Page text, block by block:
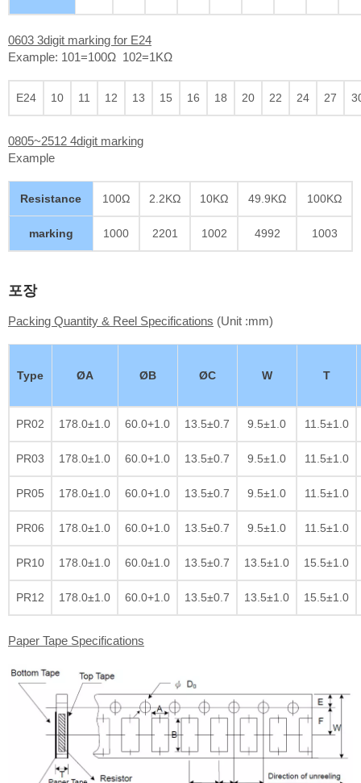
0603 3digit marking for E24
Example: 101=100Ω 102=1KΩ
E24 10 11 12 13 15 16 18 20 22 24 27
0805~2512 4digit marking
Example
Resistance 100Ω 2.2KΩ 10KΩ 49.9KΩ 100KΩ
marking 1000 2201 1002 4992 1003
포장
Packing Quantity & Reel Specifications (Unit :mm)
Type ØA ØB ØC W T
PR02 178.0±1.0 60.0+1.0 13.5±0.7 9.5±1.0 11.5±1.0
PR03 178.0±1.0 60.0+1.0 13.5±0.7 9.5±1.0 11.5±1.0
PR05 178.0±1.0 60.0+1.0 13.5±0.7 9.5±1.0 11.5±1.0
PR06 178.0±1.0 60.0+1.0 13.5±0.7 9.5±1.0 11.5±1.0
PR10 178.0±1.0 60.0±1.0 13.5±0.7 13.5±1.0 15.5±1.0
PR12 178.0±1.0 60.0+1.0 13.5±0.7 13.5±1.0 15.5±1.0
Paper Tape Specifications